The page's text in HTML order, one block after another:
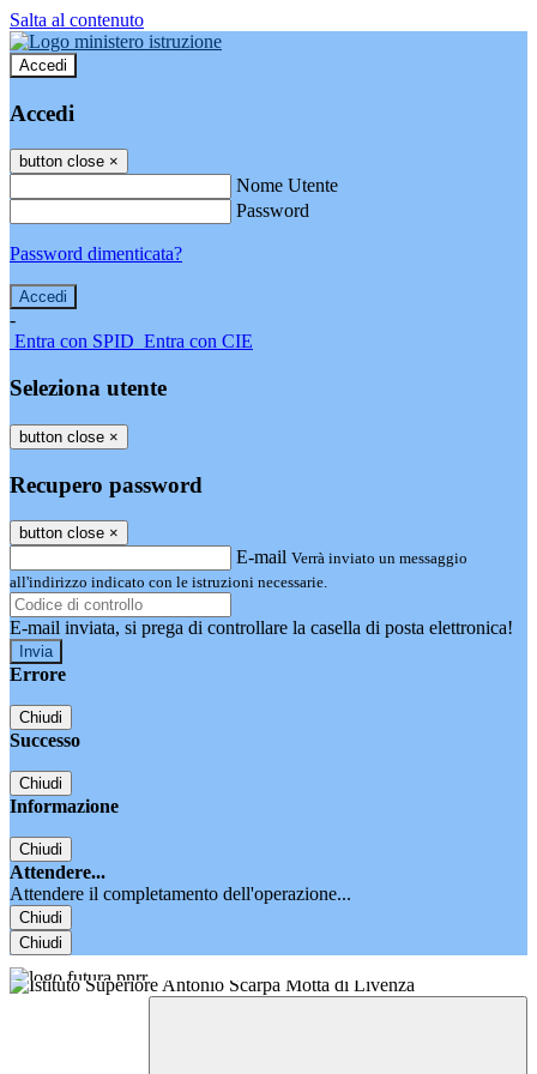
Salta al contenuto
Accedi
Accedi
button close ×
Nome Utente
Password
Password dimenticata?
-
Entra con SPID Entra con CIE
Seleziona utente
button close ×
Recupero password
button close ×
E-mail Verrà inviato un messaggio
all'indirizzo indicato con le istruzioni necessarie.
E-mail inviata, si prega di controllare la casella di posta elettronica!
Errore
Chiudi
Successo
Chiudi
Informazione
Chiudi
Attendere...
Attendere il completamento dell'operazione...
Chiudi
Chiudi